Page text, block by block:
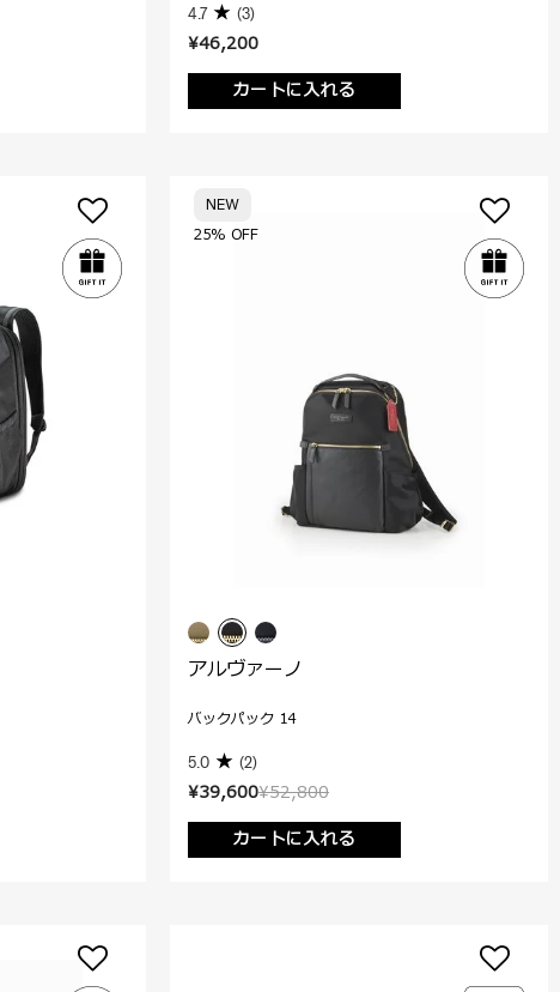
¥46,200
カートに入れる
4.7 (3)
¥52,800
¥39,600
カートに入れる
25% OFF
NEW
アルヴァーノ
バックパック 14
5.0 (2)